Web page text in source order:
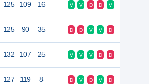
125 109 16 V V D D V
125 90 35 D D V V D
132 107 25 V V V D D
127 119 8 D V D V D